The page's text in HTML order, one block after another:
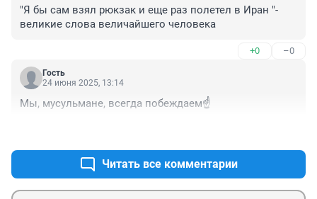
"Я бы сам взял рюкзак и еще раз полетел в Иран "-
великие слова величайшего человека
+0 –0
Гость
24 июня 2025, 13:14
Мы, мусульмане, всегда побеждаем☝️
Читать все комментарии